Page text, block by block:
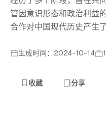
管因意识形态和政治利益
合作对中国现代历史产生
生成时间：2024-10-14
收藏 分享